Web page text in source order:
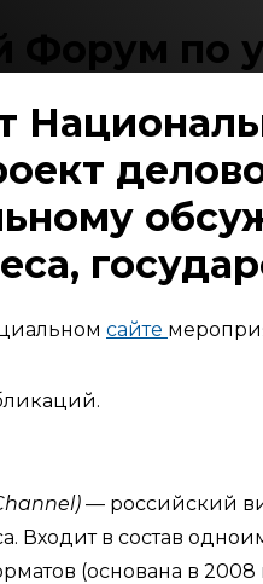
Форум по
сайте
— российский
Входит в состав
(основана в